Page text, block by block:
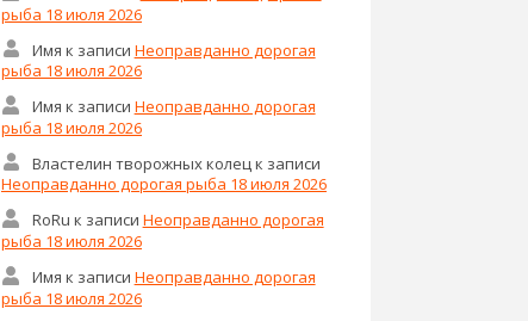
рыба 18 июля 2026
Имя к записи Неоправданно дорогая
рыба 18 июля 2026
Имя к записи Неоправданно дорогая
рыба 18 июля 2026
Властелин творожных колец к записи
Неоправданно дорогая рыба 18 июля 2026
RoRu к записи Неоправданно дорогая
рыба 18 июля 2026
Имя к записи Неоправданно дорогая
рыба 18 июля 2026